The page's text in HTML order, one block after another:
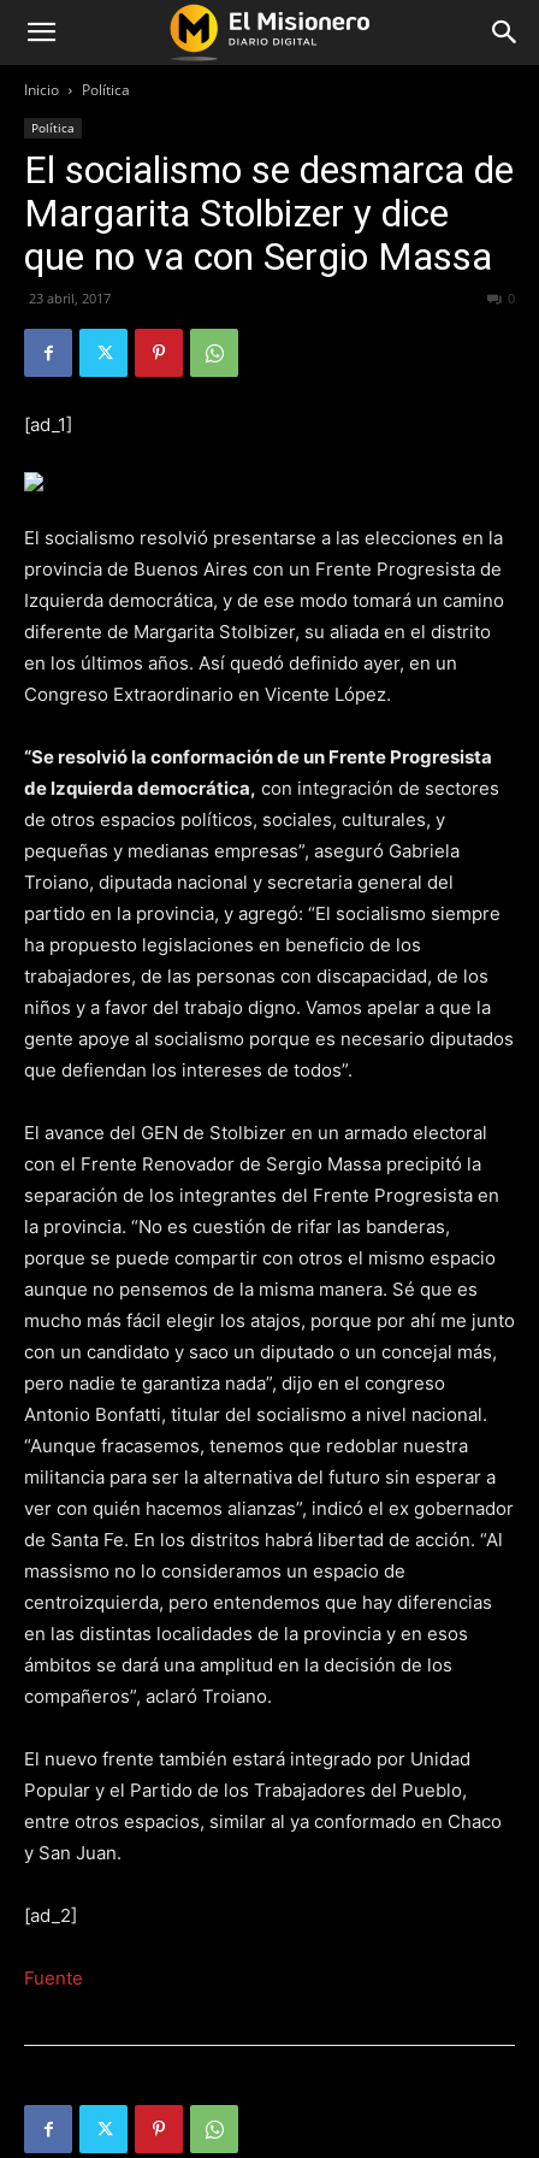
Inicio Política
Política
El socialismo se desmarca de
Margarita Stolbizer y dice
que no va con Sergio Massa
23 abril, 2017 0
[ad_1]
El socialismo resolvió presentarse a las elecciones en la
provincia de Buenos Aires con un Frente Progresista de
Izquierda democrática, y de ese modo tomará un camino
diferente de Margarita Stolbizer, su aliada en el distrito
en los últimos años. Así quedó definido ayer, en un
Congreso Extraordinario en Vicente López.
“Se resolvió la conformación de un Frente Progresista
de Izquierda democrática, con integración de sectores
de otros espacios políticos, sociales, culturales, y
pequeñas y medianas empresas”, aseguró Gabriela
Troiano, diputada nacional y secretaria general del
partido en la provincia, y agregó: “El socialismo siempre
ha propuesto legislaciones en beneficio de los
trabajadores, de las personas con discapacidad, de los
niños y a favor del trabajo digno. Vamos apelar a que la
gente apoye al socialismo porque es necesario diputados
que defiendan los intereses de todos”.
El avance del GEN de Stolbizer en un armado electoral
con el Frente Renovador de Sergio Massa precipitó la
separación de los integrantes del Frente Progresista en
la provincia. “No es cuestión de rifar las banderas,
porque se puede compartir con otros el mismo espacio
aunque no pensemos de la misma manera. Sé que es
mucho más fácil elegir los atajos, porque por ahí me junto
con un candidato y saco un diputado o un concejal más,
pero nadie te garantiza nada”, dijo en el congreso
Antonio Bonfatti, titular del socialismo a nivel nacional.
“Aunque fracasemos, tenemos que redoblar nuestra
militancia para ser la alternativa del futuro sin esperar a
ver con quién hacemos alianzas”, indicó el ex gobernador
de Santa Fe. En los distritos habrá libertad de acción. “Al
massismo no lo consideramos un espacio de
centroizquierda, pero entendemos que hay diferencias
en las distintas localidades de la provincia y en esos
ámbitos se dará una amplitud en la decisión de los
compañeros”, aclaró Troiano.
El nuevo frente también estará integrado por Unidad
Popular y el Partido de los Trabajadores del Pueblo,
entre otros espacios, similar al ya conformado en Chaco
y San Juan.
[ad_2]
Fuente